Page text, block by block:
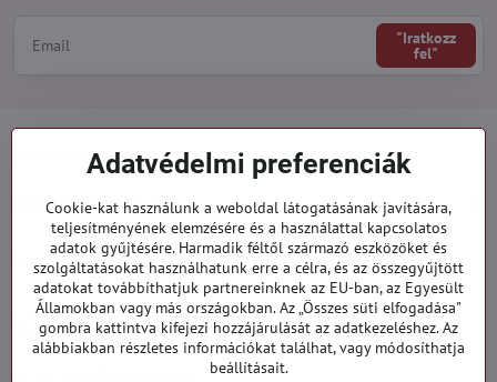
"Iratkozz
fel"
Minden a vásárlásról
Megrendelések
Kategóriák
919 060 751
Hétfő - Péntek: 09:00 - 15:00 hod.
Adatvédelmi preferenciák
Cookie-kat használunk a weboldal látogatásának javítására,
teljesítményének elemzésére és a használattal kapcsolatos
adatok gyűjtésére. Harmadik féltől származó eszközöket és
szolgáltatásokat használhatunk erre a célra, és az összegyűjtött
adatokat továbbíthatjuk partnereinknek az EU-ban, az Egyesült
Államokban vagy más országokban. Az „Összes süti elfogadása"
gombra kattintva kifejezi hozzájárulását az adatkezeléshez. Az
alábbiakban részletes információkat találhat, vagy módosíthatja
beállításait.